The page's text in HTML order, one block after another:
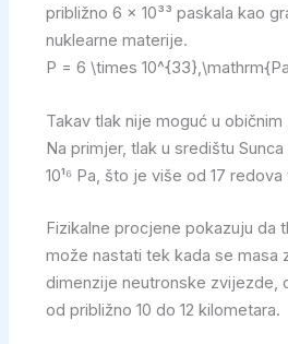
približno 6 × 10³³ paskala kao
nuklearne materije.
P = 6 \times
Takav tlak nije moguć u
Na primjer, tlak u središtu
10¹⁶ Pa, što je više od 17
Fizikalne procjene pokazuju da
može nastati tek kada se masa
dimenzije neutronske zvijezde,
od približno 10 do 12 kilometara.